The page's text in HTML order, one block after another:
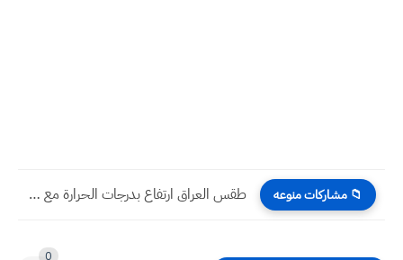
📁 مشاركات منوعه طقس العراق ارتفاع بدرجات الحرارة مع موجات مرهقة هي الأشد...
0